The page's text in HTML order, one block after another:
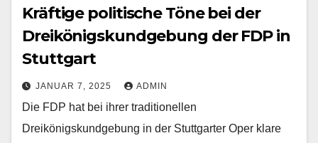
Kräftige politische Töne bei der
Dreikönigskundgebung der FDP in
Stuttgart
JANUAR 7, 2025 ADMIN
Die FDP hat bei ihrer traditionellen
Dreikönigskundgebung in der Stuttgarter Oper klare